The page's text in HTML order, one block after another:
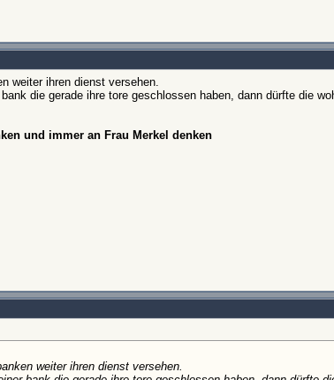
weiter ihren dienst versehen.
die gerade ihre tore geschlossen haben, dann dürfte die
und immer an Frau Merkel denken
weiter ihren dienst versehen.